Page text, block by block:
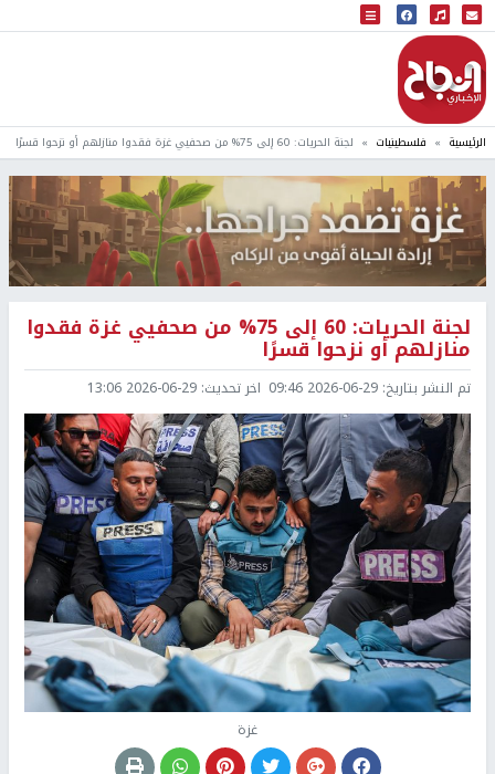
البث المباشر
إذاعة النجاح
الرئيسية فلسطينيات لجنة الحريات: 60 إلى 75% من صحفيي غزة فقدوا منازلهم أو نزحوا قسرًا
لجنة الحريات: 60 إلى 75% من صحفيي غزة فقدوا
منازلهم أو نزحوا قسرًا
تم النشر بتاريخ: 2026-06-29 09:46 اخر تحديث: 2026-06-29 13:06
غزة